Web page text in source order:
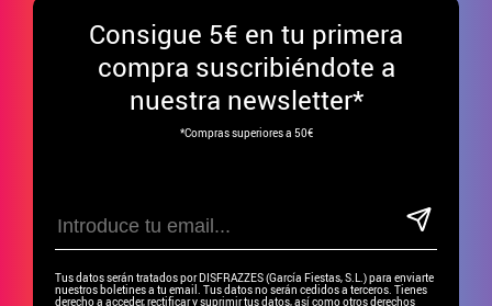
Consigue 5€ en tu primera
compra suscribiéndote a
nuestra newsletter*
*Compras superiores a 50€
Tus datos serán tratados por DISFRAZZES (García Fiestas, S.L.) para enviarte
nuestros boletines a tu email. Tus datos no serán cedidos a terceros. Tienes
derecho a acceder, rectificar y suprimir tus datos, así como otros derechos